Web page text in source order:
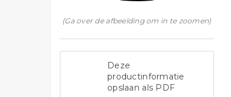
(Ga over de afbeelding om in te zoomen)
Deze
productinformatie
opslaan als PDF